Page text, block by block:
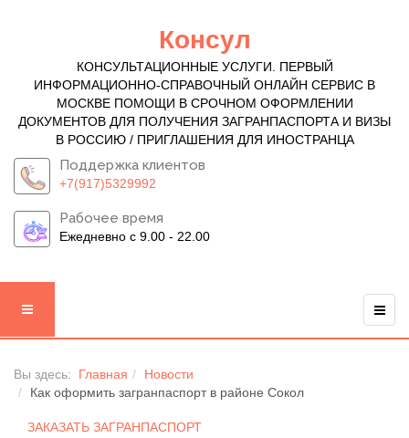
Консул
КОНСУЛЬТАЦИОННЫЕ УСЛУГИ. ПЕРВЫЙ
ИНФОРМАЦИОННО-СПРАВОЧНЫЙ ОНЛАЙН СЕРВИС В
МОСКВЕ ПОМОЩИ В СРОЧНОМ ОФОРМЛЕНИИ
ДОКУМЕНТОВ ДЛЯ ПОЛУЧЕНИЯ ЗАГРАНПАСПОРТА И ВИЗЫ
В РОССИЮ / ПРИГЛАШЕНИЯ ДЛЯ ИНОСТРАНЦА
Поддержка клиентов
+7(917)5329992
Рабочее время
Ежедневно с 9.00 - 22.00
Вы здесь: Главная
Новости
Как оформить загранпаспорт в районе Сокол
ЗАКАЗАТЬ ЗАГРАНПАСПОРТ